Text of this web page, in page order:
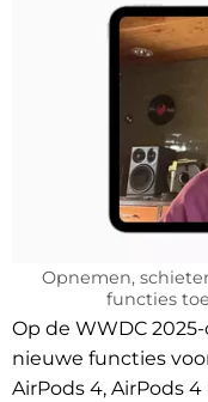
Opnemen,
functies
Op de WWDC
nieuwe functies
AirPods 4, AirPods